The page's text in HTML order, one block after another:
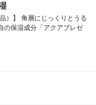
）】 角層にじっくりとうる
の保湿成分「アクアプレゼ